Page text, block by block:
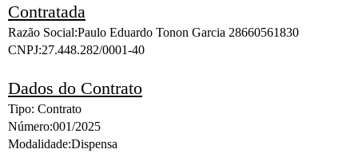
Contratada
Razão Social:Paulo Eduardo Tonon Garcia 28660561830
CNPJ:27.448.282/0001-40
Dados do Contrato
Tipo: Contrato
Número:001/2025
Modalidade:Dispensa